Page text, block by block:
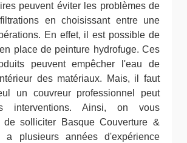
peuvent éviter les problèmes de
en choisissant entre une
En effet, il est possible de
place de peinture hydrofuge. Ces
peuvent empêcher l'eau de
des matériaux. Mais, il faut
un couvreur professionnel peut
interventions. Ainsi, on vous
de solliciter Basque Couverture &
a plusieurs années d'expérience